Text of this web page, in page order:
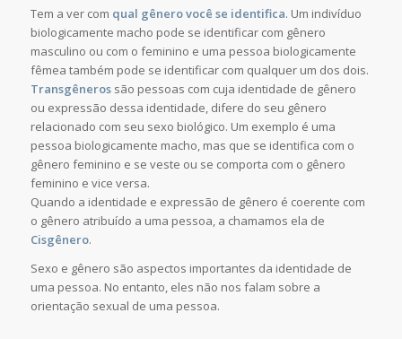
Tem a ver com qual gênero você se identifica. Um indivíduo
biologicamente macho pode se identificar com gênero
masculino ou com o feminino e uma pessoa biologicamente
fêmea também pode se identificar com qualquer um dos dois.
Transgênerossão pessoas com cuja identidade de gênero
ou expressão dessa identidade, difere do seu gênero
relacionado com seu sexo biológico. Um exemplo é uma
pessoa biologicamente macho, mas que se identifica com o
gênero feminino e se veste ou se comporta com o gênero
feminino e vice versa.
Quando a identidade e expressão de gênero é coerente com
o gênero atribuído a uma pessoa, a chamamos ela de
Cisgênero.
Sexo e gênero são aspectos importantes da identidade de
uma pessoa. No entanto, eles não nos falam sobre a
orientação sexual de uma pessoa.